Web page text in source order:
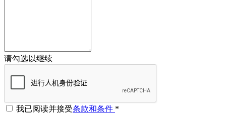
请勾选以继续
我已阅读并接受条款和条件 *